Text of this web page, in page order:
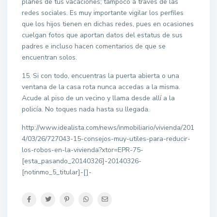
redes sociales. Es muy importante vigilar los perfiles
que los hijos tienen en dichas redes, pues en ocasiones
cuelgan fotos que aportan datos del estatus de sus
padres e incluso hacen comentarios de que se
encuentran solos.
15. Si con todo, encuentras la puerta abierta o una
ventana de la casa rota nunca accedas a la misma.
Acude al piso de un vecino y llama desde allí a la
policía. No toques nada hasta su llegada.
http://www.idealista.com/news/inmobiliario/vivienda/201
4/03/26/727043-15-consejos-muy-utiles-para-reducir-
los-robos-en-la-vivienda?xtor=EPR-75-
[esta_pasando_20140326]-20140326-
[notinmo_5_titular]-[]-